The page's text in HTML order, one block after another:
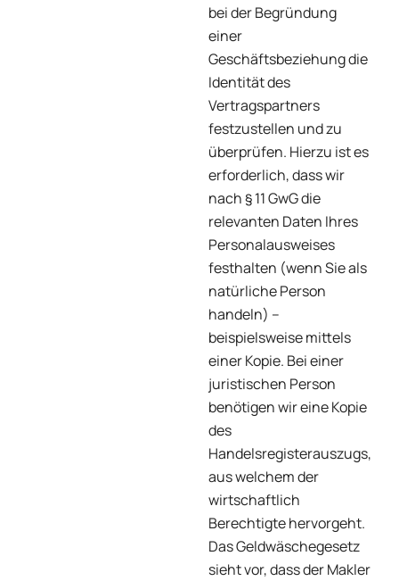
bei der Begründung
einer
Geschäftsbeziehung die
Identität des
Vertragspartners
festzustellen und zu
überprüfen. Hierzu ist es
erforderlich, dass wir
nach § 11 GwG die
relevanten Daten Ihres
Personalausweises
festhalten (wenn Sie als
natürliche Person
handeln) –
beispielsweise mittels
einer Kopie. Bei einer
juristischen Person
benötigen wir eine Kopie
des
Handelsregisterauszugs,
aus welchem der
wirtschaftlich
Berechtigte hervorgeht.
Das Geldwäschegesetz
sieht vor, dass der Makler